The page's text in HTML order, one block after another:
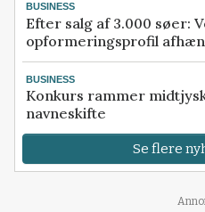
BUSINESS
Efter salg af 3.000 søer:
opformeringsprofil
BUSINESS
Konkurs rammer
navneskifte
Se flere